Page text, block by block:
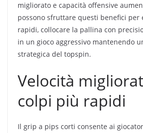
migliorato e capacità offensive
possono sfruttare questi benefici per
rapidi, collocare la pallina con
in un gioco aggressivo mantenendo
strategica del topspin.
Velocità
colpi più rapidi
Il grip a pips corti consente ai